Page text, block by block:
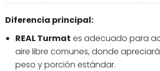
Diferencia principal:
REAL Turmat es adecuado para
aire libre comunes, donde
peso y porción estándar.